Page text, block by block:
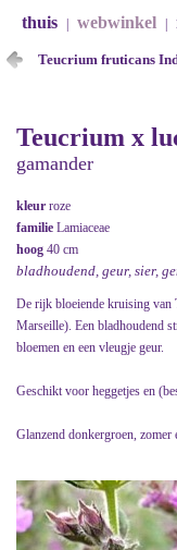
thuis webwinkel
Teucrium fruticans
Teucrium x
gamander
kleur roze
familie Lamiaceae
hoog 40 cm
bladhoudend, geur, sier,
De rijk bloeiende kruising van
Marseille). Een bladhoudend
bloemen en een vleugje geur.
Geschikt voor heggetjes en
Glanzend donkergroen, zomer